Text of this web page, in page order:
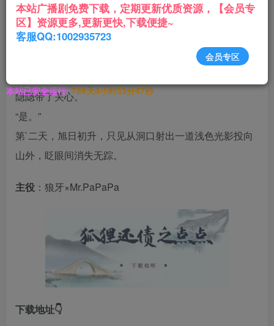
即日下山。”
“是。”
“小点，你修炼三百年即可幻化人形，殊为不易，此次下
隐隐带了关心。
“是。”
第`二天，旭日初升，只见从洞口射出一道浅色光影投向
山外，眨眼间消失无踪。
主役 ：狼牙×Mr.PaPaPa
下载地址👇
本站广播剧免费下载，定期更新优质资源，【会员专
区】资源更多,更新更快,下载便捷~
客服QQ:1002935723
会员专区
本站已安全运行: 789天4小时53分47秒